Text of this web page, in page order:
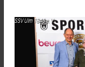
SSV Ulm 1846 e. V.